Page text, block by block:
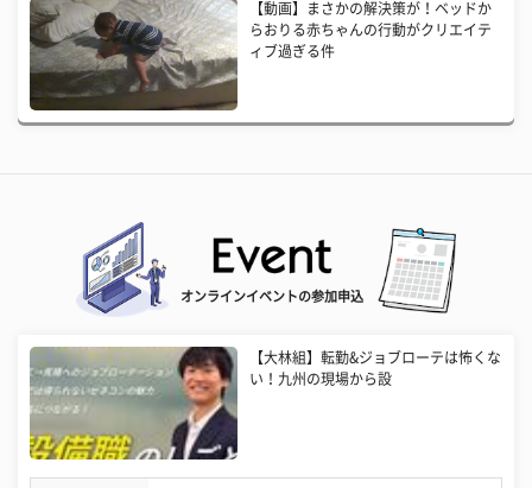
【動画】まさかの解決策が！ベッドか
らおりる赤ちゃんの行動がクリエイテ
ィブ過ぎる件
オンラインイベントの参加申込
【大林組】転勤&ジョブローテは怖くな
い！九州の現場から設